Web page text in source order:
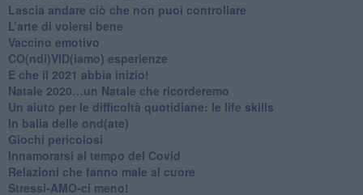
​Lascia andare ciò che non puoi controllare
L’arte di volersi bene
​Vaccino emotivo
CO(ndi)VID(iamo) esperienze
​E che il 2021 abbia inizio!
​Natale 2020…un Natale che ricorderemo
Un aiuto per le difficoltà quotidiane: le life skills
​In balia delle ond(ate)
Giochi pericolosi
Innamorarsi al tempo del Covid
​Relazioni che fanno male al cuore
​Stressi-AMO-ci meno!